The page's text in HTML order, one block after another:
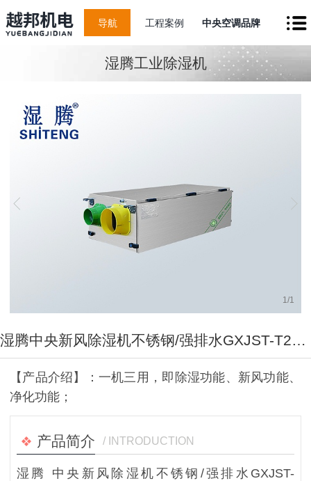
导航 工程案例 中央空调品牌
湿腾工业除湿机
1 /1
湿腾中央新风除湿机不锈钢/强排水GXJST-T26（适用10-40㎡）
【产品介绍】：一机三用，即除湿功能、新风功能、
净化功能；
产品简介 / INTRODUCTION
湿腾 中央新风除湿机不锈钢/强排水GXJST-